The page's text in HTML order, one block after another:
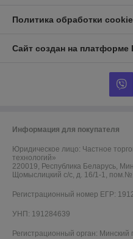
Политика обработки
Сайт создан на платформе
Информация для покупателя
Юридическое лицо: Частное
технологий»
220019, Республика Беларусь,
Щомыслицкий с/с, д. 16/1-1,
Регистрационный номер ЕГР:
УНП: 191284639
Регистрационный орган: Минский